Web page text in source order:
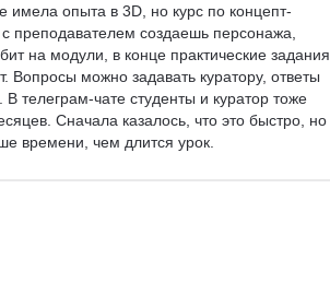
имела опыта в 3D, но курс по концепт-
преподавателем создаешь персонажа,
на модули, в конце практические задания
можно задавать куратору, ответы
телеграм-чате студенты и куратор тоже
Сначала казалось, что это быстро, но
времени, чем длится урок.